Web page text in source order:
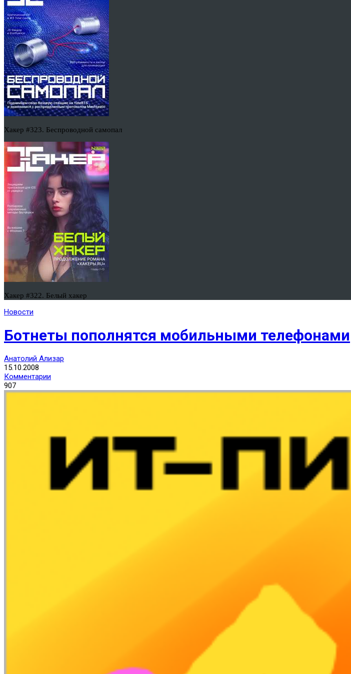
Хакер #323. Беспроводной самопал
Хакер #322. Белый хакер
Новости
Ботнеты пополнятся мобильными телефонами
Анатолий Ализар
15.10.2008
Комментарии
907